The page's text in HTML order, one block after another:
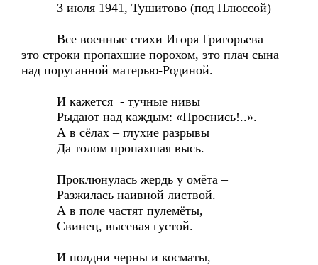
3 июля 1941, Тушитово (под Плюссой)
Все военные стихи Игоря Григорьева –
это строки пропахшие порохом, это плач сына
над поруганной матерью-Родиной.
И кажется - тучные нивы
Рыдают над каждым: «Проснись!..».
А в сёлах – глухие разрывы
Да толом пропахшая высь.
Проклюнулась жердь у омёта –
Разжилась наивной листвой.
А в поле частят пулемёты,
Свинец, высевая густой.
И полдни черны и косматы,